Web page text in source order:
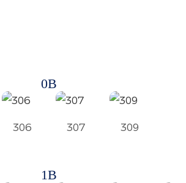
0B
306 307 309
1B